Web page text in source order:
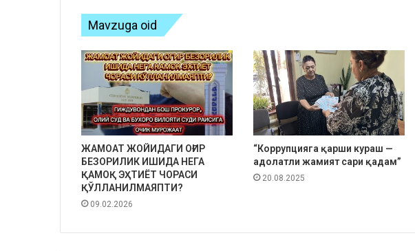
Mavzuga oid
ЖАМОАТ ЖОЙИДАГИ ОҒИР
БЕЗОРИЛИК ИШИДА НЕГА
ҚАМОҚ ЭҲТИЁТ ЧОРАСИ
ҚЎЛЛАНИЛМАЯПТИ?
09.02.2026
“Коррупцияга қарши кураш —
адолатли жамият сари қадам”
20.08.2025